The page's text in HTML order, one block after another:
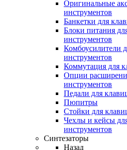
Оригинальные
инструментов
Банкетки для
Блоки питания
инструментов
Комбоусилители
инструментов
Коммутация для
Опции
инструментов
Педали для
Пюпитры
Стойки для
Чехлы и кейсы
инструментов
Синтезаторы
Назад